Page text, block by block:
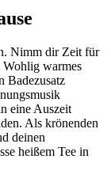
Nimm dir Zeit für
Wohlig warmes
Badezusatz
eine Auszeit
Als krönenden
deinen
heißem Tee in